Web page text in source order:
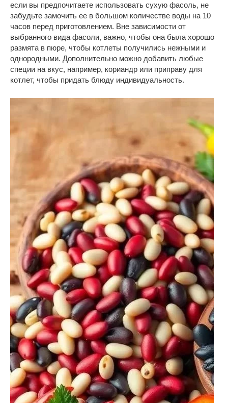
если вы предпочитаете использовать сухую фасоль, не
забудьте замочить ее в большом количестве воды на 10
часов перед приготовлением. Вне зависимости от
выбранного вида фасоли, важно, чтобы она была хорошо
размята в пюре, чтобы котлеты получились нежными и
однородными. Дополнительно можно добавить любые
специи на вкус, например, кориандр или приправу для
котлет, чтобы придать блюду индивидуальность.